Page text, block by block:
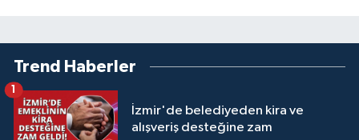
Trend Haberler
İzmir'de belediyeden kira ve
alışveriş desteğine zam
1